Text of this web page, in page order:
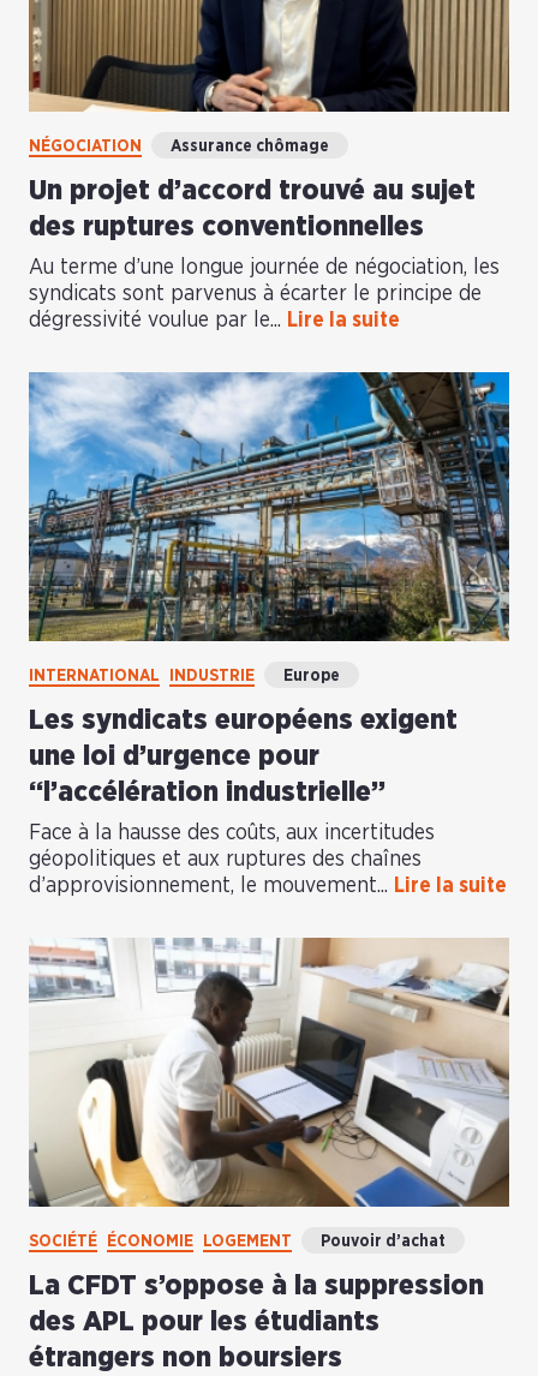
NÉGOCIATION Assurance chômage
Un projet d’accord trouvé au sujet
des ruptures conventionnelles
Au terme d’une longue journée de négociation, les
syndicats sont parvenus à écarter le principe de
dégressivité voulue par le... Lire la suite
INTERNATIONAL INDUSTRIE Europe
Les syndicats européens exigent
une loi d’urgence pour
“l’accélération industrielle”
Face à la hausse des coûts, aux incertitudes
géopolitiques et aux ruptures des chaînes
d’approvisionnement, le mouvement... Lire la suite
SOCIÉTÉ ÉCONOMIE LOGEMENT Pouvoir d’achat
La CFDT s’oppose à la suppression
des APL pour les étudiants
étrangers non boursiers